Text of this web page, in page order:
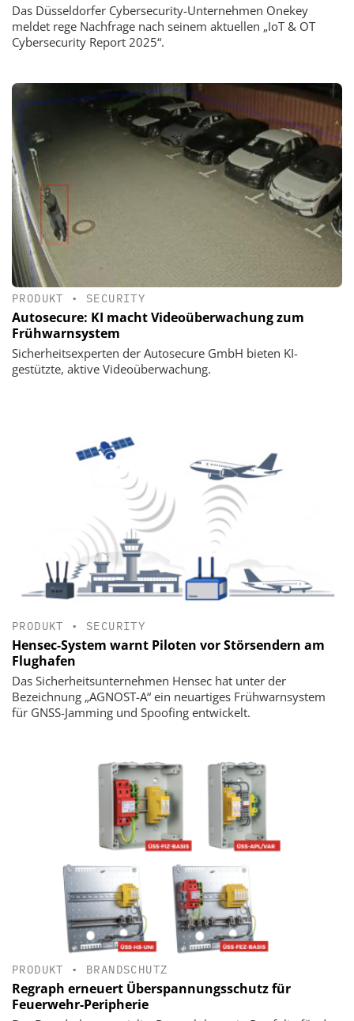
Das Düsseldorfer Cybersecurity-Unternehmen Onekey
meldet rege Nachfrage nach seinem aktuellen „IoT & OT
Cybersecurity Report 2025“.
PRODUKT • SECURITY
Autosecure: KI macht Videoüberwachung zum
Frühwarnsystem
Sicherheitsexperten der Autosecure GmbH bieten KI-
gestützte, aktive Videoüberwachung.
PRODUKT • SECURITY
Hensec-System warnt Piloten vor Störsendern am
Flughafen
Das Sicherheitsunternehmen Hensec hat unter der
Bezeichnung „AGNOST-A“ ein neuartiges Frühwarnsystem
für GNSS-Jamming und Spoofing entwickelt.
PRODUKT • BRANDSCHUTZ
Regraph erneuert Überspannungsschutz für
Feuerwehr-Peripherie